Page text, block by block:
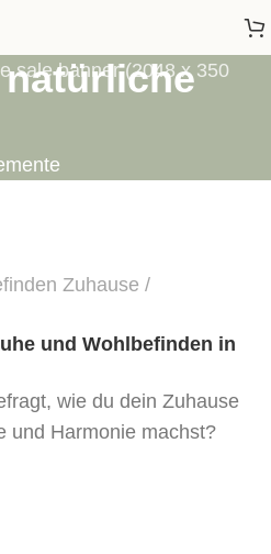
Zuhause
und Wohlbefinden in
wie du dein Zuhause
und Harmonie machst?